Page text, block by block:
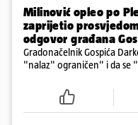
Milinović opleo po
zaprijetio
odgovor građana
Gradonačelnik Gospića
"nalaz" ograničen" i da se
ga je naručio Uskok i da je